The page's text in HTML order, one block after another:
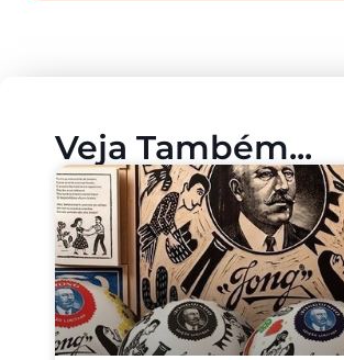
Veja Também...